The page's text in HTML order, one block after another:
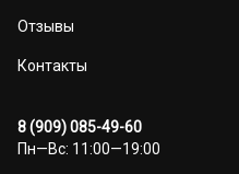
Отзывы
Контакты
8 (909) 085-49-60
Пн—Вс: 11:00—19:00